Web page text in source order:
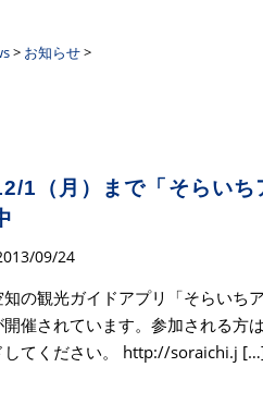
クロス
> お知らせ>
1（月）まで「そらい
09/24
の観光ガイドアプリ「そらいち
催されています。参加される方
してください。 http://soraichi.j